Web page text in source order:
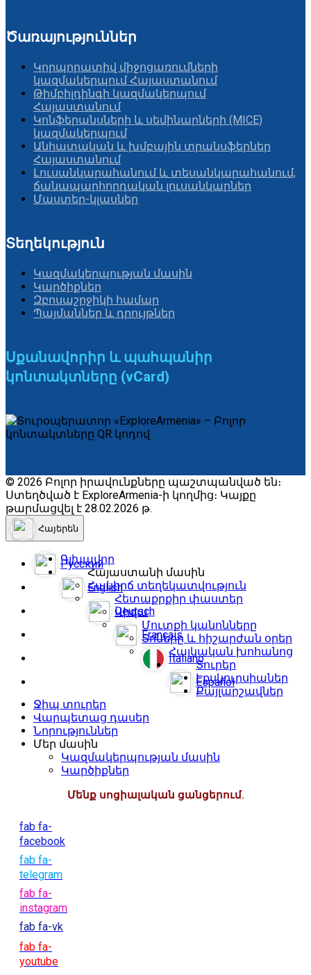
Ծառայություններ
Կորպորատիվ միջոցառումների
կազմակերպում Հայաստանում
Թիմբիլդինգի կազմակերպում
Հայաստանում
Կոնֆերանսների և սեմինարների (MICE)
կազմակերպում
Անհատական և խմբային տրանսֆերներ
Հայաստանում
Լուսանկարահանում և տեսանկարահանում,
ճանապարհորդական լուսանկարներ
Մաստեր-կլասներ
Տեղեկություն
Կազմակերպության մասին
Կարծիքներ
Զբոսաշրջիկի համար
Պայմաններ և դրույթներ
Սքանավորիր և պահպանիր
կոնտակտները (vCard)
© 2026 Բոլոր իրավունքները պաշտպանված են։
Ստեղծված է ExploreArmenia-ի կողմից։ Կայքը
թարմացվել է 28.02.2026 թ.
Հայերեն
Русский
English
Deutsch
Français
Italiano
Español
Գլխավոր
Հայաստանի մասին
Հակիրճ տեղեկատվություն
Հետաքրքիր փաստեր
Վիզա
Մուտքի կանոնները
Տոները և հիշարժան օրեր
Հայկական խոհանոց
Տուրեր
Էքսկուրսիաներ
Քայլարշավներ
Ջիպ տուրեր
Վարպետաց դասեր
Նորություններ
Մեր մասին
Կազմակերպության մասին
Կարծիքներ
Մենք սոցիալական ցանցերում.
fab fa-
facebook
fab fa-
telegram
fab fa-
instagram
fab fa-vk
fab fa-
youtube